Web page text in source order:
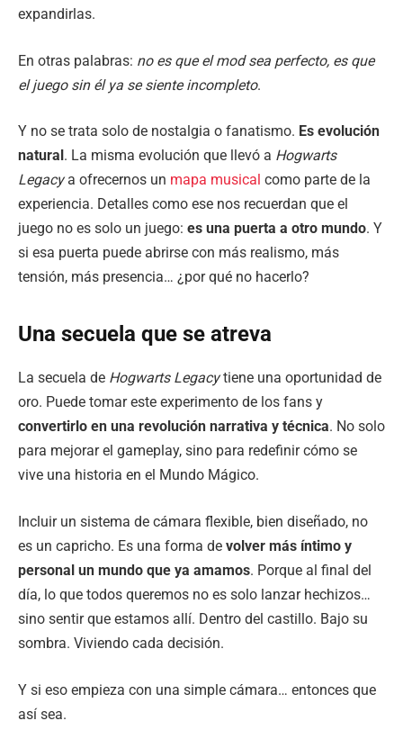
expandirlas.
En otras palabras: no es que el mod sea perfecto, es que
el juego sin él ya se siente incompleto.
Y no se trata solo de nostalgia o fanatismo. Es evolución
natural . La misma evolución que llevó a Hogwarts
Legacya ofrecernos un mapa musical como parte de la
experiencia. Detalles como ese nos recuerdan que el
juego no es solo un juego: es una puerta a otro mundo. Y
si esa puerta puede abrirse con más realismo, más
tensión, más presencia… ¿por qué no hacerlo?
Una secuela que se atreva
La secuela de Hogwarts Legacytiene una oportunidad de
oro. Puede tomar este experimento de los fans y
convertirlo en una revolución narrativa y técnica. No solo
para mejorar el gameplay, sino para redefinir cómo se
vive una historia en el Mundo Mágico.
Incluir un sistema de cámara flexible, bien diseñado, no
es un capricho. Es una forma de volver más íntimo y
personal un mundo que ya amamos. Porque al final del
día, lo que todos queremos no es solo lanzar hechizos…
sino sentir que estamos allí. Dentro del castillo. Bajo su
sombra. Viviendo cada decisión.
Y si eso empieza con una simple cámara… entonces que
así sea.